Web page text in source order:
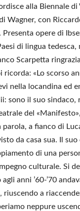
alla Biennale di
Wagner, con
opere di
di lingua tedesca,
Scarpetta
ricorda: «Lo scorso
nella locandina ed
sono il suo sindaco,
del
a fianco di
da casa sua. Il
di una
culturale. Si
anni ’60-’70
a
neppure